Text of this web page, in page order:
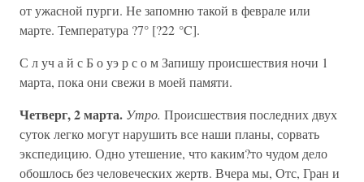
от ужасной пурги. Не запомню такой в феврале или
марте. Температура ?7° [?22 °C].
С л уч а й с Б о уэ р с о м Запишу происшествия ночи 1
марта, пока они свежи в моей памяти.
Четверг, 2 марта. Утро. Происшествия последних двух
суток легко могут нарушить все наши планы, сорвать
экспедицию. Одно утешение, что каким?то чудом дело
обошлось без человеческих жертв. Вчера мы, Отс, Гран и